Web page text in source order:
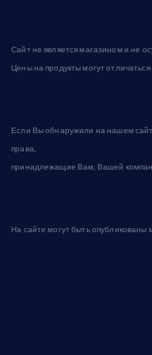
Сайт не является магазином и не
Цены на продукты могут
Если Вы обнаружили на нашем
права,
принадлежащие Вам, Вашей
На сайте могут быть опубликованы